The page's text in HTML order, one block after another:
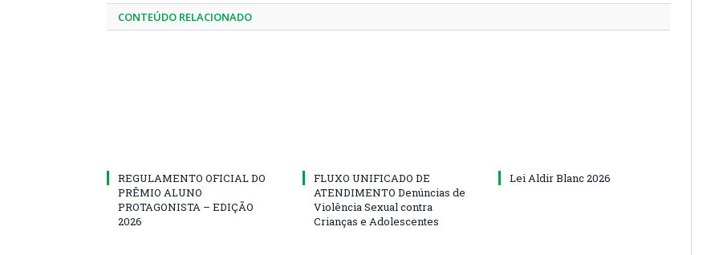
CONTEÚDO RELACIONADO
REGULAMENTO OFICIAL DO
PRÊMIO ALUNO
PROTAGONISTA – EDIÇÃO
2026
FLUXO UNIFICADO DE
ATENDIMENTO Denúncias de
Violência Sexual contra
Crianças e Adolescentes
Lei Aldir Blanc 2026